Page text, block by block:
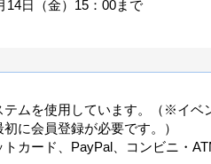
日（金）15：00まで
テムを使用しています。（※イベ
に会員登録が必要です。）
トカード、PayPal、コンビニ・